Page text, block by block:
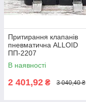
Притирання клапанів
пневматична ALLOID
ПП-2207
В наявності
2 401,92 ₴ 3 040,40 ₴